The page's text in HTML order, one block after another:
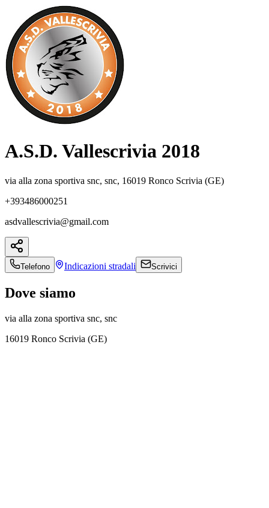
A.S.D. Vallescrivia 2018
via alla zona sportiva snc, snc, 16019 Ronco Scrivia (GE)
+393486000251
asdvallescrivia@gmail.com
Telefono Indicazioni stradali Scrivici
Dove siamo
via alla zona sportiva snc, snc
16019 Ronco Scrivia (GE)